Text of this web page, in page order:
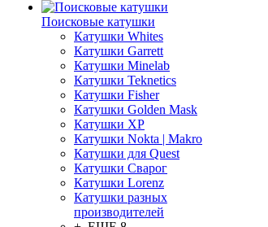
Поисковые катушки
Катушки Whites
Катушки Garrett
Катушки Minelab
Катушки Teknetics
Катушки Fisher
Катушки Golden Mask
Катушки XP
Катушки Nokta | Makro
Катушки для Quest
Катушки Сварог
Катушки Lorenz
Катушки разных
производителей